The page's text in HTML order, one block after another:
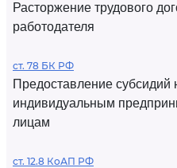
Расторжение трудового
работодателя
ст. 78 БК РФ
Предоставление
индивидуальным
лицам
ст. 12.8 КоАП РФ